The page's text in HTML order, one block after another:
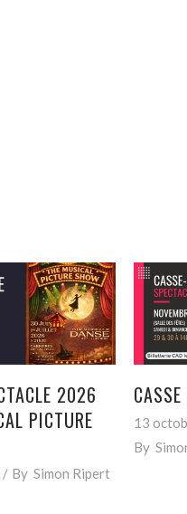
2026
PICTURE
By Simon Ripert
13
By